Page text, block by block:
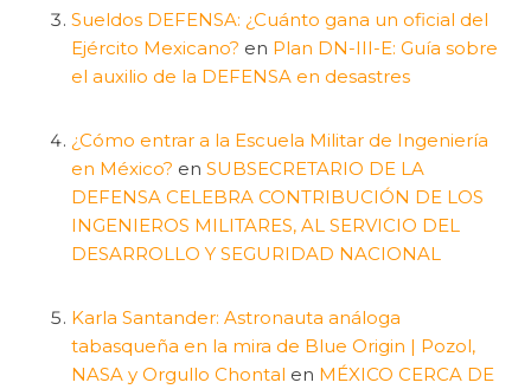
Sueldos DEFENSA: ¿Cuánto gana un oficial del
Ejército Mexicano? en Plan DN-III-E: Guía sobre
el auxilio de la DEFENSA en desastres
¿Cómo entrar a la Escuela Militar de Ingeniería
en México? en SUBSECRETARIO DE LA
DEFENSA CELEBRA CONTRIBUCIÓN DE LOS
INGENIEROS MILITARES, AL SERVICIO DEL
DESARROLLO Y SEGURIDAD NACIONAL
Karla Santander: Astronauta análoga
tabasqueña en la mira de Blue Origin | Pozol,
NASA y Orgullo Chontal en MÉXICO CERCA DE